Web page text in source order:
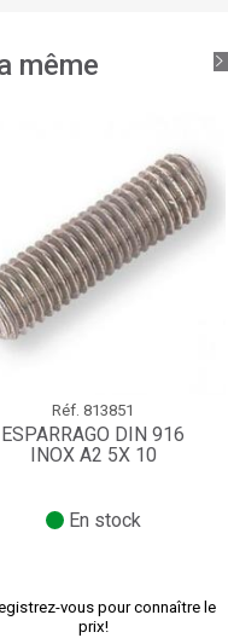
même
Réf. 813851
ESPARRAGO DIN 916
INOX A2 5X 10
En stock
vous pour connaître le
prix!